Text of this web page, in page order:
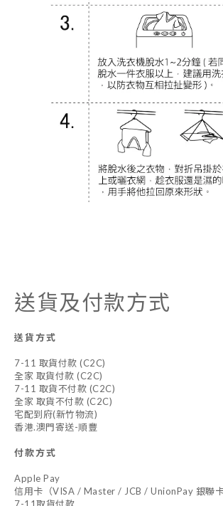
送貨及付款方式
送貨方式
7-11 取貨付款 (C2C)
全家 取貨付款 (C2C)
7-11 取貨不付款 (C2C)
全家 取貨不付款 (C2C)
宅配到府(新竹物流)
香港.澳門寄送-順豐
付款方式
Apple Pay
信用卡（VISA / Master / JCB / UnionPay 銀聯卡